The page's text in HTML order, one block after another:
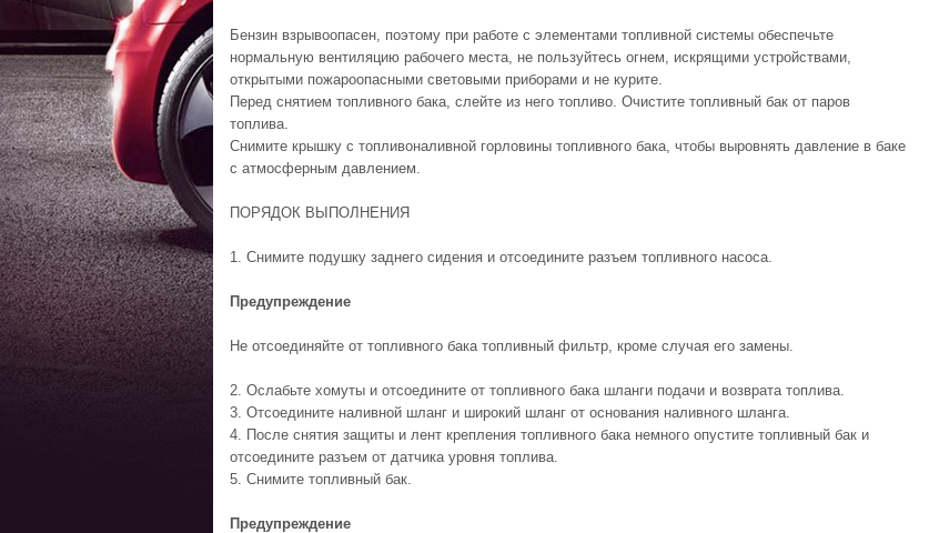
Бензин взрывоопасен, поэтому при работе с элементами топливной системы обеспечьте
нормальную вентиляцию рабочего места, не пользуйтесь огнем, искрящими устройствами,
открытыми пожароопасными световыми приборами и не курите.
Перед снятием топливного бака, слейте из него топливо. Очистите топливный бак от паров
топлива.
Снимите крышку с топливоналивной горловины топливного бака, чтобы выровнять давление в баке
с атмосферным давлением.
ПОРЯДОК ВЫПОЛНЕНИЯ
1. Снимите подушку заднего сидения и отсоедините разъем топливного насоса.
Предупреждение
Не отсоединяйте от топливного бака топливный фильтр, кроме случая его замены.
2. Ослабьте хомуты и отсоедините от топливного бака шланги подачи и возврата топлива.
3. Отсоедините наливной шланг и широкий шланг от основания наливного шланга.
4. После снятия защиты и лент крепления топливного бака немного опустите топливный бак и
отсоедините разъем от датчика уровня топлива.
5. Снимите топливный бак.
Предупреждение